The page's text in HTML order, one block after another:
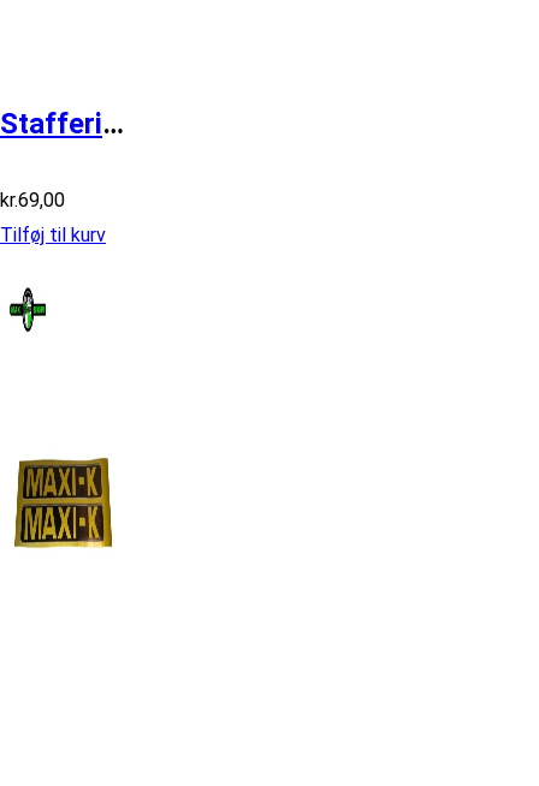
Stafferinger Maxi P
kr.69,00
Tilføj til kurv